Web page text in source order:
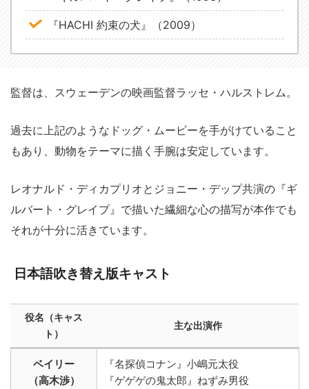
『HACHI 約束の犬』（2009）
監督は、スウェーデンの映画監督ラッセ・ハルストレム。
過去に上記のようなドッグ・ムービーを手がけていること
もあり、動物をテーマに描く手腕は安定しています。
レオナルド・ディカプリオとジョニー・デップ共演の『ギ
ルバート・グレイプ』で描いた繊細な心の描写が本作でも
それが十分に活きています。
日本語吹き替え版キャスト
役名（キャス
ト）
主な出演作
ベイリー
（高木渉）
『名探偵コナン』小嶋元太役
『ゲゲゲの鬼太郎』ねずみ男役